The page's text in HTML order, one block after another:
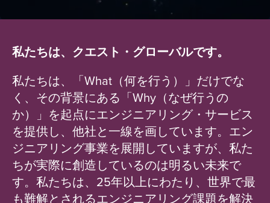
私たちは、クエスト・グローバルです。
私たちは、「What（何を行う）」だけでな
く、その背景にある「Why（なぜ行うの
か）」を起点にエンジニアリング・サービス
を提供し、他社と一線を画しています。エン
ジニアリング事業を展開していますが、私た
ちが実際に創造しているのは明るい未来で
す。私たちは、25年以上にわたり、世界で最
も難解とされるエンジニアリング課題を解決